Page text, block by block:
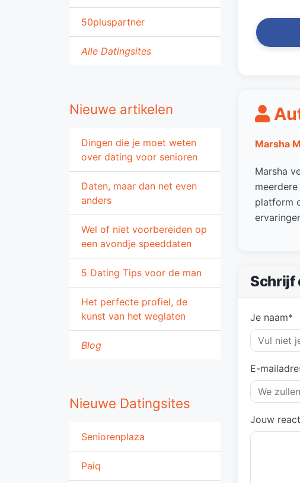
50pluspartner
Alle Datingsites
Nieuwe artikelen
Dingen die je moet weten
over dating voor senioren
Daten, maar dan net even
anders
Wel of niet voorbereiden op
een avondje speeddaten
5 Dating Tips voor de man
Het perfecte profiel, de
kunst van het weglaten
Blog
Nieuwe Datingsites
Seniorenplaza
Paiq
Marsha
Marsha
platform
Schrijf
Je naam*
E-
Jouw